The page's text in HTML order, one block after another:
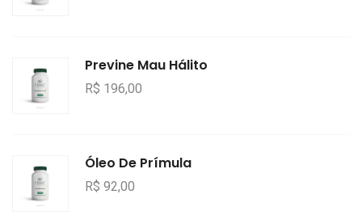
Previne Mau Hálito
R$ 196,00
Óleo De Prímula
R$ 92,00